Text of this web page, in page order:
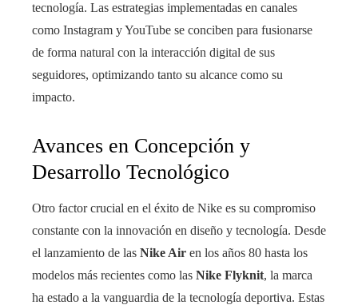
tecnología. Las estrategias implementadas en canales
como Instagram y YouTube se conciben para fusionarse
de forma natural con la interacción digital de sus
seguidores, optimizando tanto su alcance como su
impacto.
Avances en Concepción y
Desarrollo Tecnológico
Otro factor crucial en el éxito de Nike es su compromiso
constante con la innovación en diseño y tecnología. Desde
el lanzamiento de las Nike Air en los años 80 hasta los
modelos más recientes como las Nike Flyknit, la marca
ha estado a la vanguardia de la tecnología deportiva. Estas